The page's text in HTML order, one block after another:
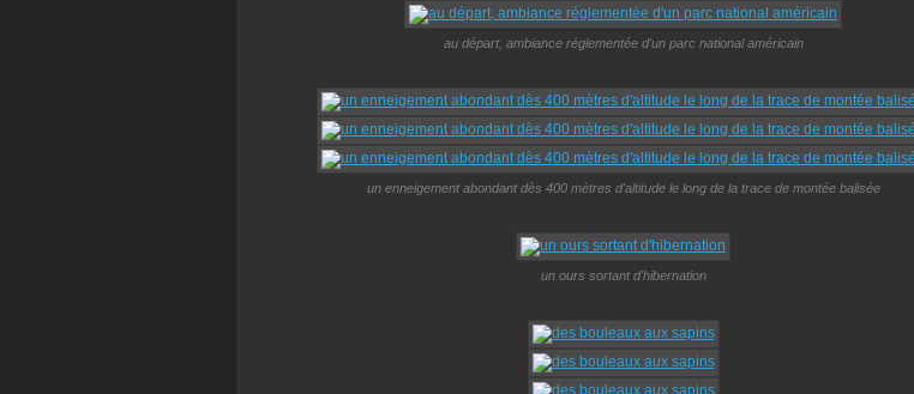
au départ, ambiance réglementée d'un parc national américain
un enneigement abondant dès 400 mètres d'altitude le long de la trace de montée balisée
un ours sortant d'hibernation